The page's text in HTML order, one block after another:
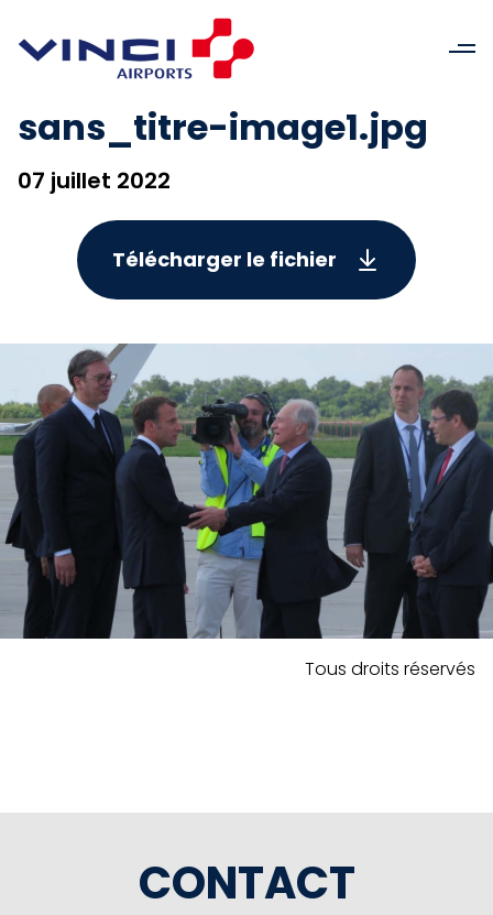
sans_titre-image1.jpg
07 juillet 2022
Télécharger le fichier
Tous droits réservés
CONTACT